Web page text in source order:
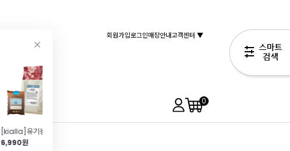
6,990원
회원가입로그인매장안내고객센터 ▼
0